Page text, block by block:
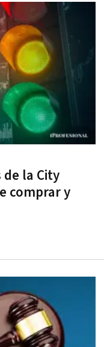
la City
comprar y